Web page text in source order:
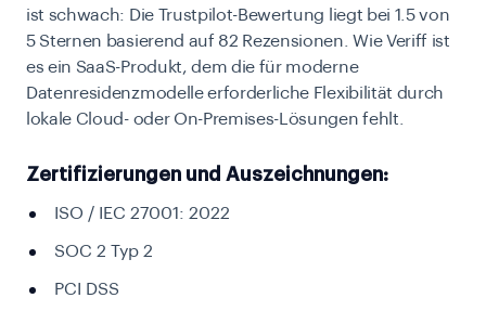
ist schwach: Die Trustpilot-Bewertung liegt bei 1.5 von
5 Sternen basierend auf 82 Rezensionen. Wie Veriff ist
es ein SaaS-Produkt, dem die für moderne
Datenresidenzmodelle erforderliche Flexibilität durch
lokale Cloud- oder On-Premises-Lösungen fehlt.
Zertifizierungen und Auszeichnungen:
ISO / IEC 27001: 2022
SOC 2 Typ 2
PCI DSS